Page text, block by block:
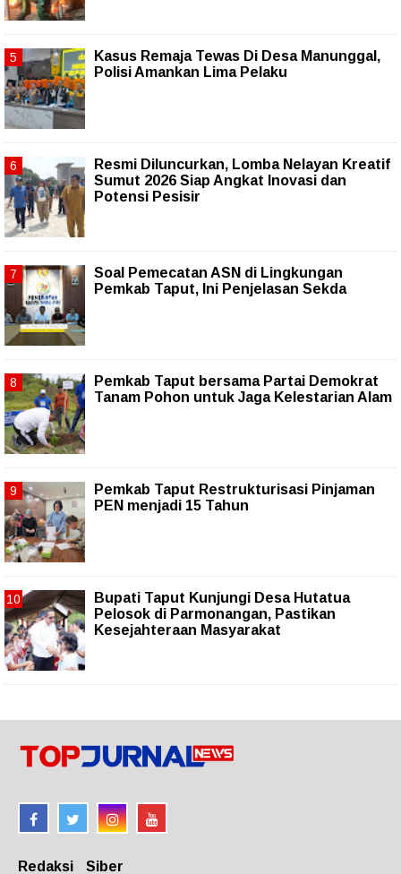
Kasus Remaja Tewas Di Desa Manunggal,
Polisi Amankan Lima Pelaku
Resmi Diluncurkan, Lomba Nelayan Kreatif
Sumut 2026 Siap Angkat Inovasi dan
Potensi Pesisir
Soal Pemecatan ASN di Lingkungan
Pemkab Taput, Ini Penjelasan Sekda
Pemkab Taput bersama Partai Demokrat
Tanam Pohon untuk Jaga Kelestarian Alam
Pemkab Taput Restrukturisasi Pinjaman
PEN menjadi 15 Tahun‎
Bupati Taput Kunjungi Desa Hutatua
Pelosok di Parmonangan, Pastikan
Kesejahteraan Masyarakat
Redaksi Siber